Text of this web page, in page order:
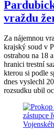
vraždu
Za nájemnou
krajský soud v
ostrahou na 18
hranici trestní
kterou si podle
dnes vyslechl
rozsudku ubil